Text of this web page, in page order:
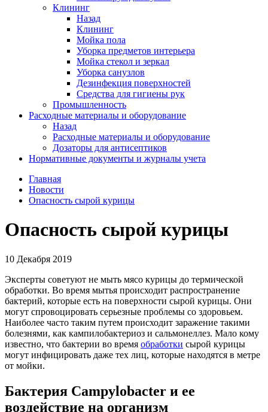
Клининг
Назад
Клининг
Мойка пола
Уборка предметов интерьера
Мойка стекол и зеркал
Уборка санузлов
Дезинфекция поверхностей
Средства для гигиены рук
Промышленность
Расходные материалы и оборудование
Назад
Расходные материалы и оборудование
Дозаторы для антисептиков
Нормативные документы и журналы учета
Главная
Новости
Опасность сырой курицы
Опасность сырой курицы
10 Декабря 2019
Эксперты советуют не мыть мясо курицы до термической
обработки. Во время мытья происходит распространение
бактерий, которые есть на поверхности сырой курицы. Они
могут спровоцировать серьезные проблемы со здоровьем.
Наиболее часто таким путем происходит заражение такими
болезнями, как кампилобактериоз и сальмонеллез. Мало кому
известно, что бактерии во время обработки сырой курицы
могут инфицировать даже тех лиц, которые находятся в метре
от мойки.
Бактерия Campylobacter и ее
воздействие на организм